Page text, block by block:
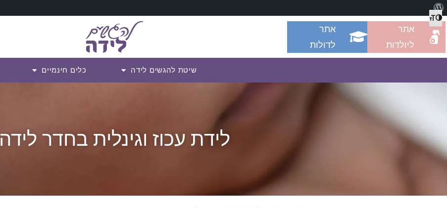
הפעל/כבה ניגודיות גבוהה
מתג גודל גופן
אתר
ליולדות
אתר
לדולות
שיטת להגשים לידה כלים חינמיים
לידת עכוז וגינלית בחדר לידה